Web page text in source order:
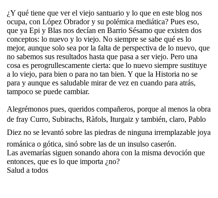
¿Y qué tiene que ver el viejo santuario y lo que en este blog nos
ocupa, con López Obrador y su polémica mediática? Pues eso,
que ya Epi y Blas nos decían en Barrio Sésamo que existen dos
conceptos: lo nuevo y lo viejo. No siempre se sabe qué es lo
mejor, aunque solo sea por la falta de perspectiva de lo nuevo, que
no sabemos sus resultados hasta que pasa a ser viejo. Pero una
cosa es perogrullescamente cierta: que lo nuevo siempre sustituye
a lo viejo, para bien o para no tan bien. Y que la Historia no se
para y aunque es saludable mirar de vez en cuando para atrás,
tampoco se puede cambiar.
Alegrémonos pues, queridos compañeros, porque al menos la obra
de fray Curro, Subirachs, Ràfols, Iturgaiz y también, claro, Pablo
Diez no se levantó sobre las piedras de ninguna irremplazable joya
románica o gótica, sinó sobre las de un insulso caserón.
Las avemarías siguen sonando ahora con la misma devoción que
entonces, que es lo que importa ¿no?
Salud a todos